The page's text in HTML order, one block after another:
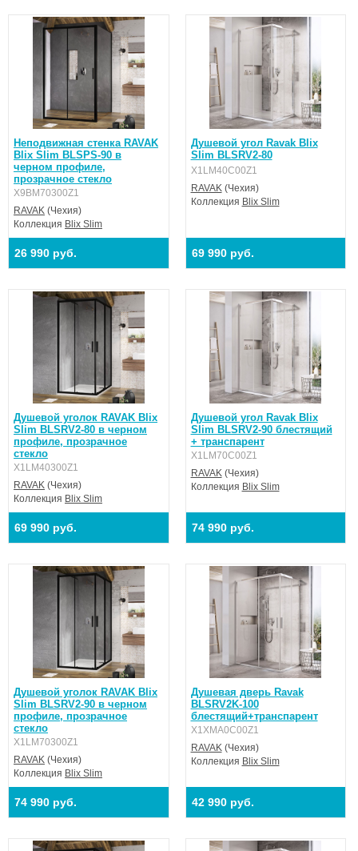
Неподвижная стенка RAVAK
Blix Slim BLSPS-90 в
черном профиле,
прозрачное стекло
X9BM70300Z1
RAVAK (Чехия)
Коллекция Blix Slim
26 990 руб.
Душевой угол Ravak Blix
Slim BLSRV2-80
X1LM40C00Z1
RAVAK(Чехия)
Коллекция Blix Slim
69 990 руб.
Душевой уголок RAVAK Blix
Slim BLSRV2-80 в черном
профиле, прозрачное
стекло
X1LM40300Z1
RAVAK (Чехия)
Коллекция Blix Slim
69 990 руб.
Душевой угол Ravak Blix
Slim BLSRV2-90 блестящий
+ транспарент
X1LM70C00Z1
RAVAK(Чехия)
Коллекция Blix Slim
74 990 руб.
Душевой уголок RAVAK Blix
Slim BLSRV2-90 в черном
профиле, прозрачное
стекло
X1LM70300Z1
RAVAK (Чехия)
Коллекция Blix Slim
74 990 руб.
Душевая дверь Ravak
BLSRV2K-100
блестящий+транспарент
X1XMA0C00Z1
RAVAK(Чехия)
Коллекция Blix Slim
42 990 руб.